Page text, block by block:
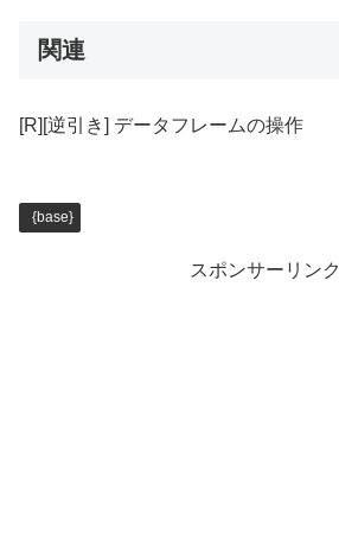
関連
[R][逆引き] データフレームの操作
{base}
スポンサーリンク